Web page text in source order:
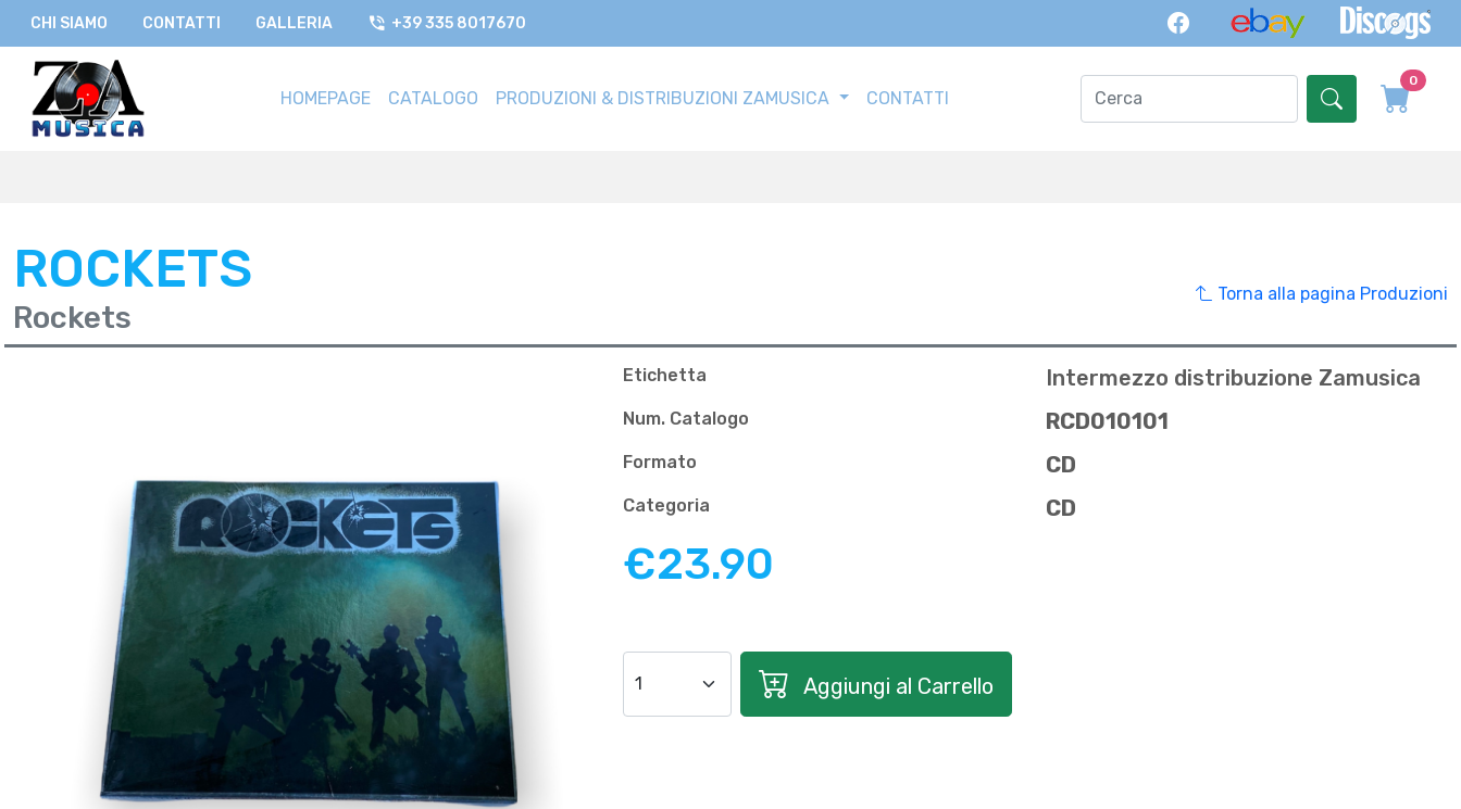
CHI SIAMO CONTATTI GALLERIA +39 335 8017670
HOMEPAGE CATALOGO PRODUZIONI & DISTRIBUZIONI ZAMUSICA CONTATTI
0
ROCKETS
Rockets
Torna alla pagina Produzioni
Etichetta Intermezzo distribuzione Zamusica
Num. Catalogo RCD010101
Formato CD
Categoria CD
€23.90
Aggiungi al Carrello